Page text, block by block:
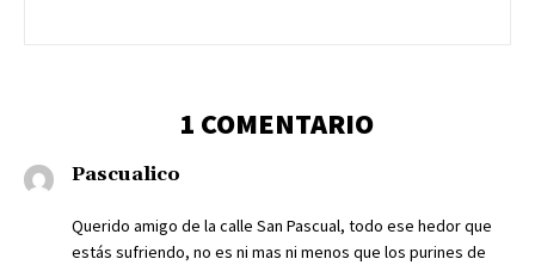
1 COMENTARIO
Pascualico
Querido amigo de la calle San Pascual, todo ese hedor que
estás sufriendo, no es ni mas ni menos que los purines de